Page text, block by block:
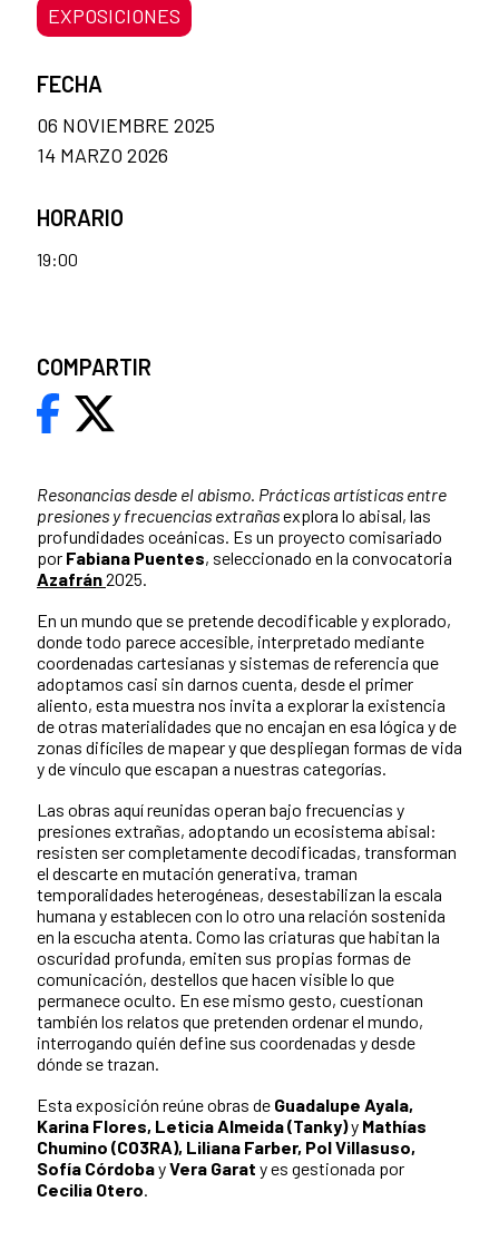
Resonancias desde el abismo. Prácticas artísticas entre
presiones y frecuencias extrañasexplora lo abisal, las
profundidades oceánicas. Es un proyecto comisariado
por Fabiana Puentes, seleccionado en la convocatoria
Azafrán2025.
En un mundo que se pretende decodificable y explorado,
donde todo parece accesible, interpretado mediante
coordenadas cartesianas y sistemas de referencia que
adoptamos casi sin darnos cuenta, desde el primer
aliento, esta muestra nos invita a explorar la existencia
de otras materialidades que no encajan en esa lógica y de
zonas difíciles de mapear y que despliegan formas de vida
y de vínculo que escapan a nuestras categorías.
Las obras aquí reunidas operan bajo frecuencias y
presiones extrañas, adoptando un ecosistema abisal:
resisten ser completamente decodificadas, transforman
el descarte en mutación generativa, traman
temporalidades heterogéneas, desestabilizan la escala
humana y establecen con lo otro una relación sostenida
en la escucha atenta. Como las criaturas que habitan la
oscuridad profunda, emiten sus propias formas de
comunicación, destellos que hacen visible lo que
permanece oculto. En ese mismo gesto, cuestionan
también los relatos que pretenden ordenar el mundo,
interrogando quién define sus coordenadas y desde
dónde se trazan.
Esta exposición reúne obras de Guadalupe Ayala,
Karina Flores, Leticia Almeida (Tanky)y Mathías
Chumino (C03RA), Liliana Farber, Pol Villasuso,
Sofía CórdobayVera Garat y es gestionada por
Cecilia Otero.
EXPOSICIONES
FECHA
06 NOVIEMBRE 2025
14 MARZO 2026
HORARIO
19:00
COMPARTIR